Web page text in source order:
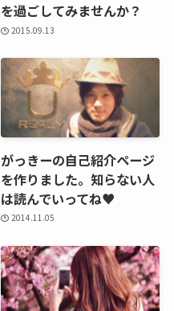
を過ごしてみませんか？
2015.09.13
がっきーの自己紹介ページ
を作りました。知らない人
は読んでいってね♥
2014.11.05